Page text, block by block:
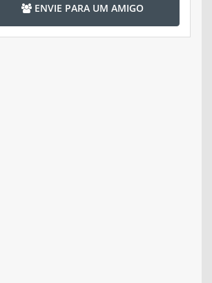
ENVIE PARA UM AMIGO